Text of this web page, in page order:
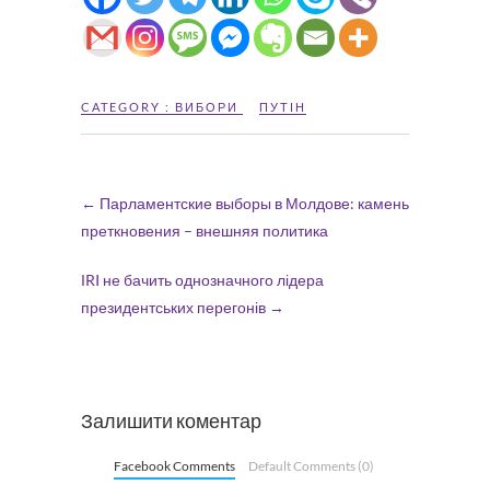
CATEGORY : ВИБОРИ ПУТІН
← Парламентские выборы в Молдове: камень
преткновения – внешняя политика
ІRI не бачить однозначного лідера
президентських перегонів →
Залишити коментар
Facebook Comments Default Comments (0)